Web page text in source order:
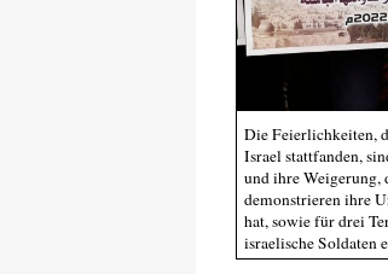
Die Feierlichkeiten,
Israel stattfanden,
und ihre Weigerung,
demonstrieren ihre
hat, sowie für drei
israelische Soldaten